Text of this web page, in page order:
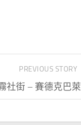
PREVIOUS STORY
社街 – 賽德克巴